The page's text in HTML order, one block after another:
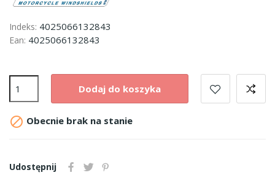
Indeks: 4025066132843
Ean: 4025066132843
Dodaj do koszyka
 Obecnie brak na stanie
Udostępnij